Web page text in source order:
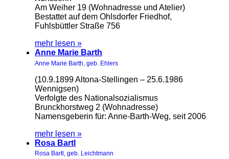
Am Weiher 19 (Wohnadresse und Atelier)
Bestattet auf dem Ohlsdorfer Friedhof,
Fuhlsbüttler Straße 756
mehr lesen »
Anne Marie Barth
Anne Marie Barth, geb. Ehlers
(10.9.1899 Altona-Stellingen – 25.6.1986
Wennigsen)
Verfolgte des Nationalsozialismus
Brunckhorstweg 2 (Wohnadresse)
Namensgeberin für: Anne-Barth-Weg, seit 2006
mehr lesen »
Rosa Bartl
Rosa Bartl, geb. Leichtmann